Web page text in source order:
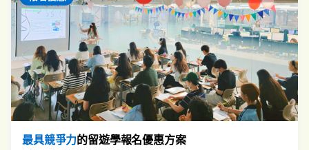
最具競爭力的留遊學報名優惠方案